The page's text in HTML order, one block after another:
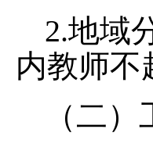
2.地域
内教师
（二